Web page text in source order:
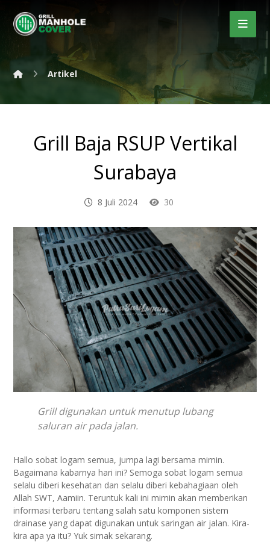
Artikel
Grill Baja RSUP Vertikal
Surabaya
8 Juli 2024 30
Grill digunakan untuk menutup lubang
saluran air pada jalan.
Hallo sobat logam semua, jumpa lagi bersama mimin.
Bagaimana kabarnya hari ini? Semoga sobat logam semua
selalu diberi kesehatan dan selalu diberi kebahagiaan oleh
Allah SWT, Aamiin. Teruntuk kali ini mimin akan memberikan
informasi terbaru tentang salah satu komponen sistem
drainase yang dapat digunakan untuk saringan air jalan. Kira-
kira apa ya itu? Yuk simak sekarang.